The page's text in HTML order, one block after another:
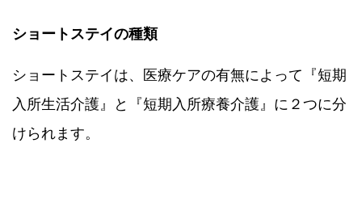
ショートステイの種類
ショートステイは、医療ケアの有無によって『短期
入所生活介護』と『短期入所療養介護』に２つに分
けられます。